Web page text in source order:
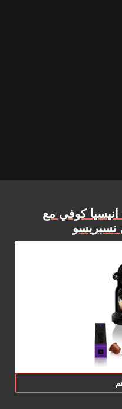
ماكينة تحضير القهوة دي 40 انيسيا كوفي مع